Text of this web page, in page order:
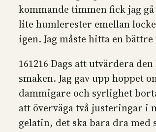
kommande timmen fick jag
lite humlerester emellan
igen. Jag måste hitta en
161216 Dags att utvärdera
smaken. Jag gav upp hoppet
dammigare och syrlighet
att överväga två justeringar i
gelatin, det ska bara dra